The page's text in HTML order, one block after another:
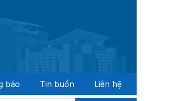
báo Tin buồn Liên hệ